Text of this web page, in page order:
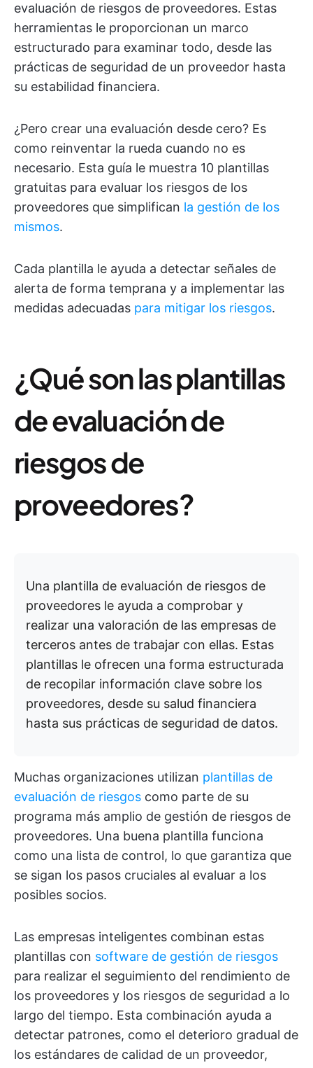
evaluación de riesgos de proveedores. Estas
herramientas le proporcionan un marco
estructurado para examinar todo, desde las
prácticas de seguridad de un proveedor hasta
su estabilidad financiera.
¿Pero crear una evaluación desde cero? Es
como reinventar la rueda cuando no es
necesario. Esta guía le muestra 10 plantillas
gratuitas para evaluar los riesgos de los
proveedores que simplifican la gestión de los
mismos.
Cada plantilla le ayuda a detectar señales de
alerta de forma temprana y a implementar las
medidas adecuadas para mitigar los riesgos.
¿Qué son las plantillas
de evaluación de
riesgos de
proveedores?
Una plantilla de evaluación de riesgos de
proveedores le ayuda a comprobar y
realizar una valoración de las empresas de
terceros antes de trabajar con ellas. Estas
plantillas le ofrecen una forma estructurada
de recopilar información clave sobre los
proveedores, desde su salud financiera
hasta sus prácticas de seguridad de datos.
Muchas organizaciones utilizan plantillas de
evaluación de riesgos como parte de su
programa más amplio de gestión de riesgos de
proveedores. Una buena plantilla funciona
como una lista de control, lo que garantiza que
se sigan los pasos cruciales al evaluar a los
posibles socios.
Las empresas inteligentes combinan estas
plantillas con software de gestión de riesgos
para realizar el seguimiento del rendimiento de
los proveedores y los riesgos de seguridad a lo
largo del tiempo. Esta combinación ayuda a
detectar patrones, como el deterioro gradual de
los estándares de calidad de un proveedor,